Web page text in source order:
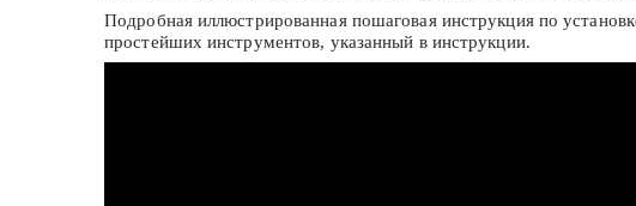
Подробная иллюстрированная пошаговая инструкция по
простейших инструментов, указанный в инструкции.